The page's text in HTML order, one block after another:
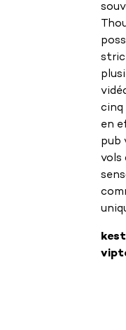
cinq
en
pub
vols